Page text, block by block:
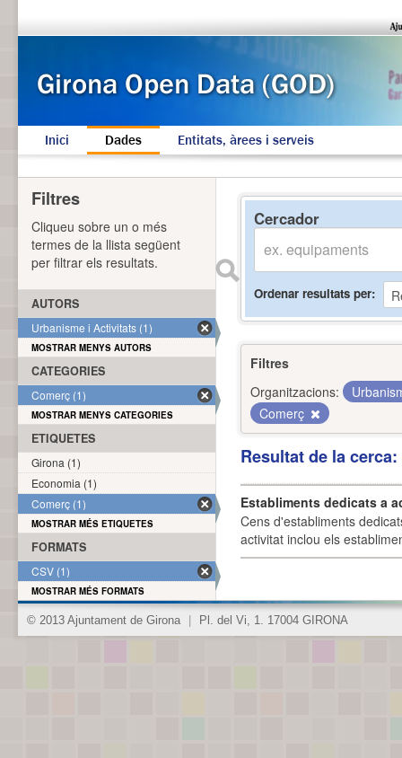
Inici Dades Entitats, àrees i serveis
Cercador
Ordenar resultats per
Filtres
Organitzacions:
Comerç
Resultat de la
Establiments dedicats a
Cens d'establiments
activitat inclou els
Filtres
Cliqueu sobre un o més
termes de la llista següent
per filtrar els resultats.
AUTORS
Urbanisme i Activitats (1)
MOSTRAR MENYS AUTORS
CATEGORIES
Comerç (1)
MOSTRAR MENYS CATEGORIES
ETIQUETES
Girona (1)
Economia (1)
Comerç (1)
MOSTRAR MÉS ETIQUETES
FORMATS
CSV (1)
MOSTRAR MÉS FORMATS
© 2013 Ajuntament de Girona Pl. del Vi, 1. 17004 GIRONA